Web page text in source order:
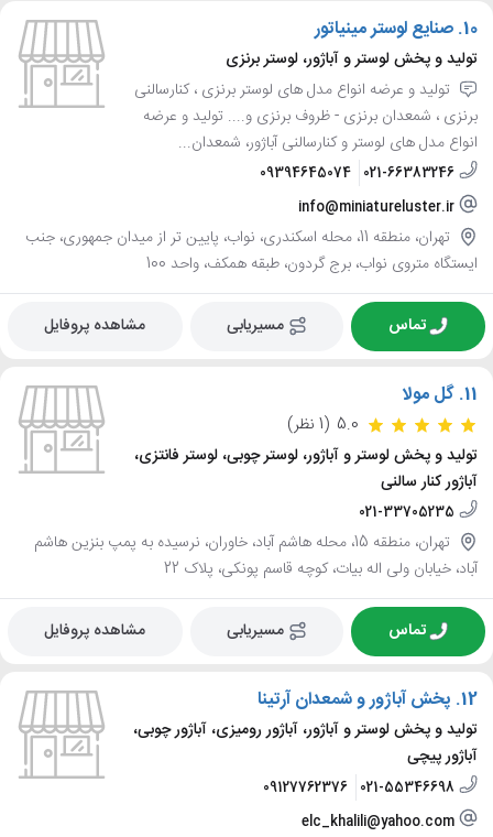
10. صنایع لوستر مینیاتور
تولید و پخش لوستر و آباژور، لوستر برنزی
تولید و عرضه انواع مدل های لوستر برنزی ، کنارسالنی
برنزی ، شمعدان برنزی - ظروف برنزی و.... تولید و عرضه
انواع مدل های لوستر و کنارسالنی آباژور، شمعدان...
021-66383246
09394645074
info@miniatureluster.ir
تهران، منطقه 11، محله اسکندری، نواب، پایین تر از میدان جمهوری، جنب
ایستگاه متروی نواب، برج گردون، طبقه همکف، واحد 100
تماس مسیریابی مشاهده پروفایل
11. گل مولا
5.0 (1 نظر)
تولید و پخش لوستر و آباژور، لوستر چوبی، لوستر فانتزی،
آباژور کنار سالنی
021-33705235
تهران، منطقه 15، محله هاشم آباد، خاوران، نرسیده به پمپ بنزین هاشم
آباد، خیابان ولی اله بیات، کوچه قاسم پونکی، پلاک 22
تماس مسیریابی مشاهده پروفایل
12. پخش آباژور و شمعدان آرتینا
تولید و پخش لوستر و آباژور، آباژور رومیزی، آباژور چوبی،
آباژور پیچی
021-55346698
09127762376
elc_khalili@yahoo.com